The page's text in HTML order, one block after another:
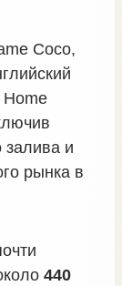
Coco,
Home
залива и
рынка в
440